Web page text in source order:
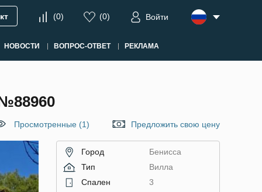
(0) (0) Войти
НОВОСТИ ВОПРОС-ОТВЕТ РЕКЛАМА
Просмотренные (1) Предложить свою цену
Город
Бенисса
Тип
Вилла
Спален
3